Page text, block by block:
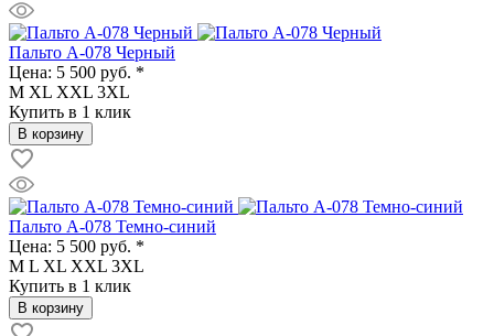
Пальто A-078 Черный
Цена: 5 500 руб. *
M XL XXL 3XL
Купить в 1 клик
В корзину
Пальто A-078 Темно-синий
Цена: 5 500 руб. *
M L XL XXL 3XL
Купить в 1 клик
В корзину